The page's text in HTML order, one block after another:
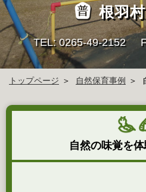
根羽
TEL: 0265‐49‐2152
トップページ 自然保育事例
自然の味覚を